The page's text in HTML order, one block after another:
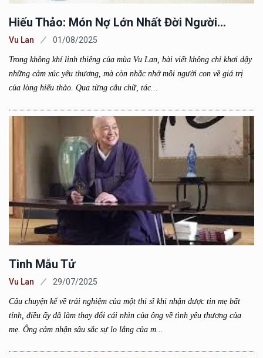
Hiếu Thảo: Món Nợ Lớn Nhất Đời Người…
Vu Lan 01/08/2025
Trong không khí linh thiêng của mùa Vu Lan, bài viết không chỉ khơi dậy
những cảm xúc yêu thương, mà còn nhắc nhở mỗi người con về giá trị
của lòng hiếu thảo. Qua từng câu chữ, tác...
Tinh Mẫu Tử
Vu Lan 29/07/2025
Câu chuyện kể về trải nghiệm của một thi sĩ khi nhận được tin mẹ bất
tỉnh, điều ấy đã làm thay đổi cái nhìn của ông về tình yêu thương của
mẹ. Ông cảm nhận sâu sắc sự lo lắng của m...